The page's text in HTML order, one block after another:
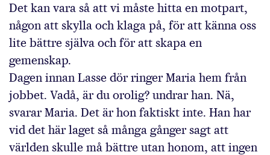
Det kan vara så att vi måste hitta en motpart,
någon att skylla och klaga på, för att känna oss
lite bättre själva och för att skapa en
gemenskap.
Dagen innan Lasse dör ringer Maria hem från
jobbet. Vadå, är du orolig? undrar han. Nä,
svarar Maria. Det är hon faktiskt inte. Han har
vid det här laget så många gånger sagt att
världen skulle må bättre utan honom, att ingen